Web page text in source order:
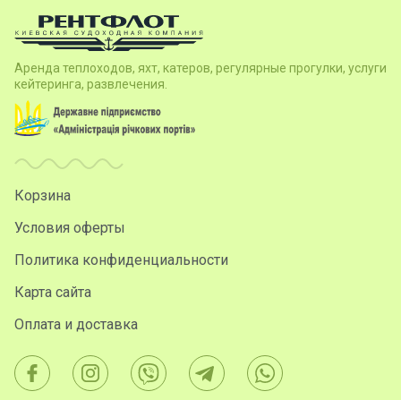
Аренда теплоходов, яхт, катеров, регулярные прогулки, услуги
кейтеринга, развлечения.
Корзина
Условия оферты
Политика конфиденциальности
Карта сайта
Оплата и доставка